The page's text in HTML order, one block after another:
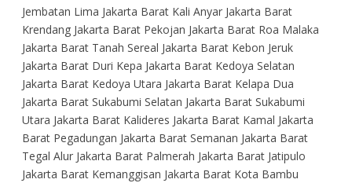
Jembatan Lima Jakarta Barat Kali Anyar Jakarta Barat
Krendang Jakarta Barat Pekojan Jakarta Barat Roa Malaka
Jakarta Barat Tanah Sereal Jakarta Barat Kebon Jeruk
Jakarta Barat Duri Kepa Jakarta Barat Kedoya Selatan
Jakarta Barat Kedoya Utara Jakarta Barat Kelapa Dua
Jakarta Barat Sukabumi Selatan Jakarta Barat Sukabumi
Utara Jakarta Barat Kalideres Jakarta Barat Kamal Jakarta
Barat Pegadungan Jakarta Barat Semanan Jakarta Barat
Tegal Alur Jakarta Barat Palmerah Jakarta Barat Jatipulo
Jakarta Barat Kemanggisan Jakarta Barat Kota Bambu